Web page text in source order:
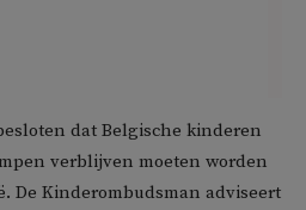
dat Belgische kinderen
verblijven moeten worden
De Kinderombudsman adviseert